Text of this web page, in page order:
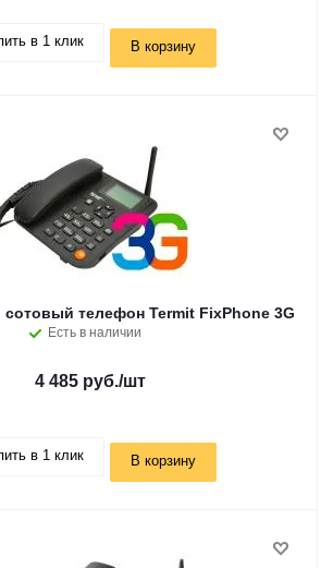
в 1 клик В корзину
телефон Termit FixPhone 3G
Есть в наличии
4 485 руб./шт
в 1 клик В корзину